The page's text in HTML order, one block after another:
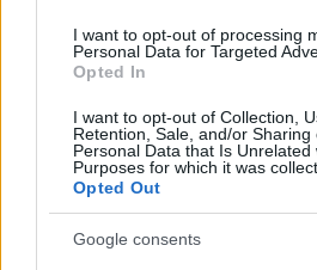
I want to opt-out of processing
Personal Data for Targeted
Opted In
I want to opt-out of Collection,
Retention, Sale, and/or Sharing
Personal Data that Is Unrelated
Purposes for which it was
Opted Out
Google consents